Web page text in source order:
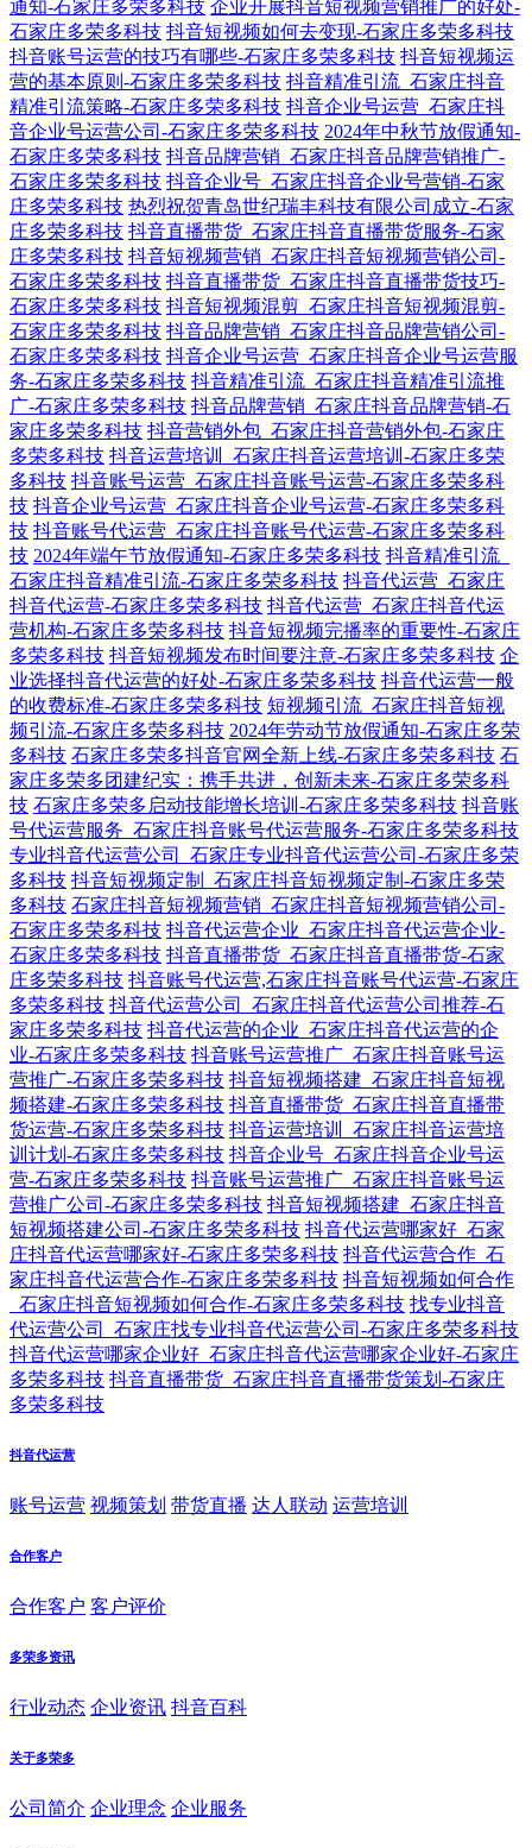
通知-石家庄多荣多科技 企业开展抖音短视频营销推广的好处-
石家庄多荣多科技 抖音短视频如何去变现-石家庄多荣多科技
抖音账号运营的技巧有哪些-石家庄多荣多科技 抖音短视频运
营的基本原则-石家庄多荣多科技 抖音精准引流_石家庄抖音
精准引流策略-石家庄多荣多科技 抖音企业号运营_石家庄抖
音企业号运营公司-石家庄多荣多科技 2024年中秋节放假通知-
石家庄多荣多科技 抖音品牌营销_石家庄抖音品牌营销推广-
石家庄多荣多科技 抖音企业号_石家庄抖音企业号营销-石家
庄多荣多科技 热烈祝贺青岛世纪瑞丰科技有限公司成立-石家
庄多荣多科技 抖音直播带货_石家庄抖音直播带货服务-石家
庄多荣多科技 抖音短视频营销_石家庄抖音短视频营销公司-
石家庄多荣多科技 抖音直播带货_石家庄抖音直播带货技巧-
石家庄多荣多科技 抖音短视频混剪_石家庄抖音短视频混剪-
石家庄多荣多科技 抖音品牌营销_石家庄抖音品牌营销公司-
石家庄多荣多科技 抖音企业号运营_石家庄抖音企业号运营服
务-石家庄多荣多科技 抖音精准引流_石家庄抖音精准引流推
广-石家庄多荣多科技 抖音品牌营销_石家庄抖音品牌营销-石
家庄多荣多科技 抖音营销外包_石家庄抖音营销外包-石家庄
多荣多科技 抖音运营培训_石家庄抖音运营培训-石家庄多荣
多科技 抖音账号运营_石家庄抖音账号运营-石家庄多荣多科
技 抖音企业号运营_石家庄抖音企业号运营-石家庄多荣多科
技 抖音账号代运营_石家庄抖音账号代运营-石家庄多荣多科
技 2024年端午节放假通知-石家庄多荣多科技 抖音精准引流_
石家庄抖音精准引流-石家庄多荣多科技 抖音代运营_石家庄
抖音代运营-石家庄多荣多科技 抖音代运营_石家庄抖音代运
营机构-石家庄多荣多科技 抖音短视频完播率的重要性-石家庄
多荣多科技 抖音短视频发布时间要注意-石家庄多荣多科技 企
业选择抖音代运营的好处-石家庄多荣多科技 抖音代运营一般
的收费标准-石家庄多荣多科技 短视频引流_石家庄抖音短视
频引流-石家庄多荣多科技 2024年劳动节放假通知-石家庄多荣
多科技 石家庄多荣多抖音官网全新上线-石家庄多荣多科技 石
家庄多荣多团建纪实：携手共进，创新未来-石家庄多荣多科
技 石家庄多荣多启动技能增长培训-石家庄多荣多科技 抖音账
号代运营服务_石家庄抖音账号代运营服务-石家庄多荣多科技
专业抖音代运营公司_石家庄专业抖音代运营公司-石家庄多荣
多科技 抖音短视频定制_石家庄抖音短视频定制-石家庄多荣
多科技 石家庄抖音短视频营销_石家庄抖音短视频营销公司-
石家庄多荣多科技 抖音代运营企业_石家庄抖音代运营企业-
石家庄多荣多科技 抖音直播带货_石家庄抖音直播带货-石家
庄多荣多科技 抖音账号代运营,石家庄抖音账号代运营-石家庄
多荣多科技 抖音代运营公司_石家庄抖音代运营公司推荐-石
家庄多荣多科技 抖音代运营的企业_石家庄抖音代运营的企
业-石家庄多荣多科技 抖音账号运营推广_石家庄抖音账号运
营推广-石家庄多荣多科技 抖音短视频搭建_石家庄抖音短视
频搭建-石家庄多荣多科技 抖音直播带货_石家庄抖音直播带
货运营-石家庄多荣多科技 抖音运营培训_石家庄抖音运营培
训计划-石家庄多荣多科技 抖音企业号_石家庄抖音企业号运
营-石家庄多荣多科技 抖音账号运营推广_石家庄抖音账号运
营推广公司-石家庄多荣多科技 抖音短视频搭建_石家庄抖音
短视频搭建公司-石家庄多荣多科技 抖音代运营哪家好_石家
庄抖音代运营哪家好-石家庄多荣多科技 抖音代运营合作_石
家庄抖音代运营合作-石家庄多荣多科技 抖音短视频如何合作
_石家庄抖音短视频如何合作-石家庄多荣多科技 找专业抖音
代运营公司_石家庄找专业抖音代运营公司-石家庄多荣多科技
抖音代运营哪家企业好_石家庄抖音代运营哪家企业好-石家庄
多荣多科技 抖音直播带货_石家庄抖音直播带货策划-石家庄
多荣多科技
抖音代运营
账号运营 视频策划 带货直播 达人联动 运营培训
合作客户
合作客户 客户评价
多荣多资讯
行业动态 企业资讯 抖音百科
关于多荣多
公司简介 企业理念 企业服务